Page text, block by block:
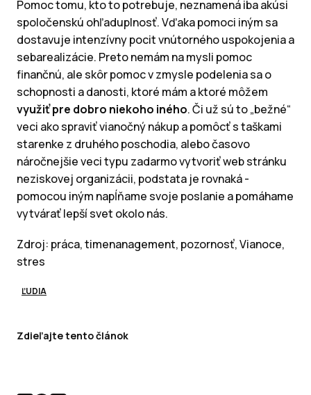
Pomoc tomu, kto to potrebuje, neznamená iba akúsi
spoločenskú ohľaduplnosť. Vďaka pomoci iným sa
dostavuje intenzívny pocit vnútorného uspokojenia a
sebarealizácie. Preto nemám na mysli pomoc
finančnú, ale skôr pomoc v zmysle podelenia sa o
schopnosti a danosti, ktoré mám a ktoré môžem
využiť pre dobro niekoho iného. Či už sú to „bežné“
veci ako spraviť vianočný nákup a pomôcť s taškami
starenke z druhého poschodia, alebo časovo
náročnejšie veci typu zadarmo vytvoriť web stránku
neziskovej organizácii, podstata je rovnaká -
pomocou iným napĺňame svoje poslanie a pomáhame
vytvárať lepší svet okolo nás.
Zdroj: práca, timenanagement, pozornosť, Vianoce,
stres
ĽUDIA
Zdieľajte tento článok